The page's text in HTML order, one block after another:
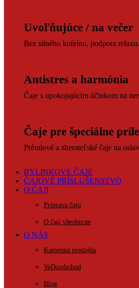
Uvoľňujúce / na večer
Bez silného kofeínu, podpora relaxu.
Antistres a harmónia
Čaje s upokojujúcim účinkom na
Čaje pre špeciálne
Prémiové a zberateľské čaje na
BYLINKOVÉ ČAJE
ČAJOVÉ PRÍSLUŠENSTVO
O ČAJI
Príprava čaju
O čaji všeobecne
O NÁS
Kamenná predajňa
Veľkoobchod
Blog